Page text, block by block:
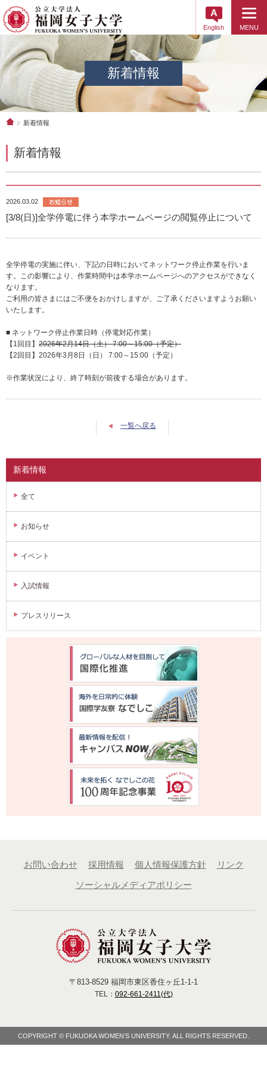
MENU
English
新着情報
新着情報
新着情報
2026.03.02
[3/8(日)]全学停電に伴う本学ホームページの閲覧停止について
全学停電の実施に伴い、下記の日時においてネットワーク停止作業を行いま
す。この影響により、作業時間中は本学ホームページへのアクセスができなく
なります。
ご利用の皆さまにはご不便をおかけしますが、ご了承くださいますようお願い
いたします。
■ ネットワーク停止作業日時（停電対応作業）
【1回目】 2026年2月14日（土） 7:00～15:00（予定）
【2回目】2026年3月8日（日） 7:00～15:00（予定）
※作業状況により、終了時刻が前後する場合があります。
一覧へ戻る
新着情報
全て
お知らせ
イベント
入試情報
プレスリリース
お問い合わせ 採用情報 個人情報保護方針
リンク
ソーシャルメディアポリシー
〒813-8529 福岡市東区香住ヶ丘1-1-1
TEL： 092-661-2411(代)
COPYRIGHT © FUKUOKA WOMEN’S UNIVERSITY. ALL RIGHTS RESERVED.